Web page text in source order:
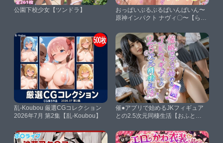
公園下校少女【ツンドラ】
おっぱいぶるぶるばいんばいん〜
原神インパクト ナヴィ〇〜【らい
乱-Koubou 厳選CGコレクション
2026年7月 第2集【乱-Koubou】
催●アプリで始めるJKフィギュア
との2.5次元同棲生活【おふと